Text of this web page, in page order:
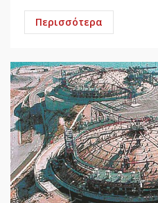
Περισσότερα